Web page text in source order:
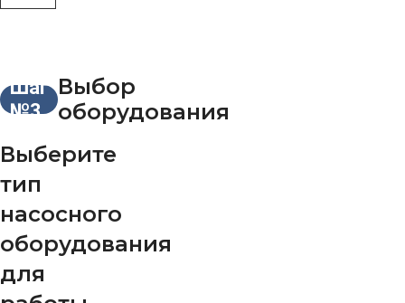
Шаг
№3
Выбор
оборудования
Выберите
тип
насосного
оборудования
для